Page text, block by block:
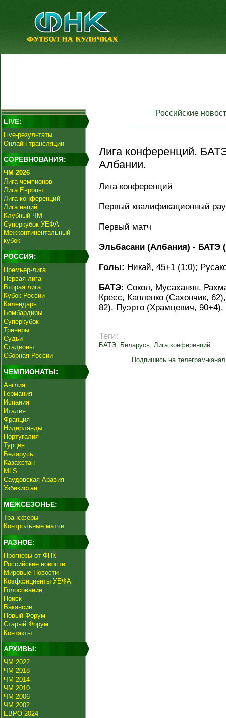
LIVE:
Live-результаты
Онлайн трансляции
СОРЕВНОВАНИЯ:
ЧМ 2026
Лига чемпионов
Лига Европы
Лига конференций
Лига наций
Клубный ЧМ
Суперкубок УЕФА
Межконтинентальный
кубок
РОССИЯ:
Премьер-лига
Первая лига
Вторая лига
Кубок России
Календарь
Бомбардиры
Суперкубок
Тренеры
Судьи
Стадионы
Сборная России
ЧЕМПИОНАТЫ:
Англия
Германия
Испания
Италия
Франция
Нидерланды
Португалия
Турция
Беларусь
Казахстан
MLS
Саудовская Аравия
Узбекистан
МЕЖСЕЗОНЬЕ:
Трансферы
Контрольные матчи
РАЗНОЕ:
Прогнозы от ФНК
Российские новости
Мировые Новости
Коэффициенты УЕФА
Голосование
Поиск
Вакансии
Новый Форум
Старый Форум
Контакты
АРХИВЫ:
ЧМ 2022
ЧМ 2018
ЧМ 2014
ЧМ 2010
ЧМ 2006
ЧМ 2002
ЕВРО 2024
Российские
Лига кoнференций.
Албании.
Лига кoнференций
Первый квалификационный
Первый матч
Эльбасани (Албания) - БАТЭ
Голы: Никай, 45+1 (1:0);
БАТЭ: Сокол, Мусаханян,
Кресс, Капленко (Сахончик,
82), Пуэрто (Храмцевич,
Теги:
БАТЭ, Беларусь, Лига конференций
Подпишись на телеграм-